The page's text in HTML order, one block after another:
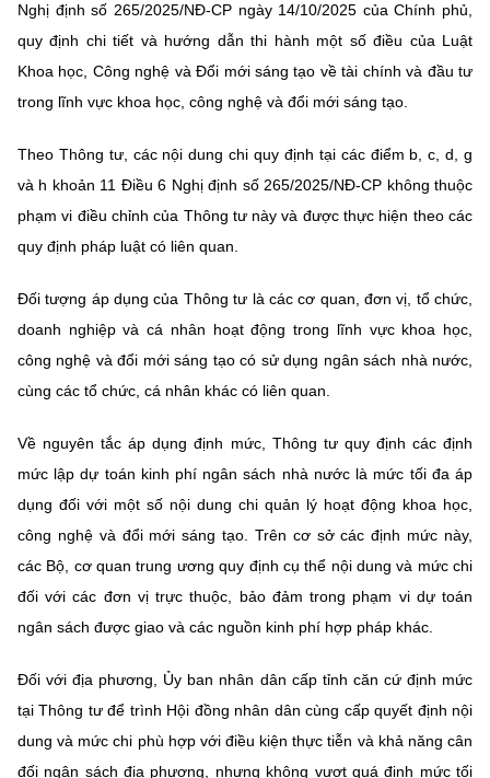
Tiêu chuẩn, đo lường, chất lượng
Năng lượng nguyên tử
Tin tổng hợp
Đổi mới sáng tạo
Chuyển đổi số
Sở hữu trí tuệ
Tiêu chuẩn, đo lường, chất lượng
Năng lượng nguyên tử
THƯ ĐIỆN TỬ
Khác
Videos
Infographic
Ảnh
Voice
Nhiệm vụ trọng tâm
Vietnamese
BỘ KHOA HỌC VÀ CÔNG NGHỆ
MINISTRY OF SCIENCE AND TECHNOLOGY
Điều khoản sử dụng Theo dõi MST: Góp ý
Cơ quan chủ quản: Bộ Khoa học và Công nghệ (MST)
Giám đốc Trung tâm Truyền thông Khoa học và Công nghệ.
Liên hệ
Địa chỉ: Ban Biên tập Cổng TTĐT - 18 Nguyễn Du, TP. Hà Nội
Điện thoại: 024 3936 9506
Nghị định số 265/2025/NĐ-CP ngày 14/10/2025 của Chính phủ
quy định chi tiết và hướng dẫn thi hành một số điều của Luật
Khoa học, Công nghệ và Đổi mới sáng tạo về tài chính và đầu tư
trong lĩnh vực khoa học, công nghệ và đổi mới sáng tạo.
Theo Thông tư, các nội dung chi quy định tại các điểm b, c, d, g
và h khoản 11 Điều 6 Nghị định số 265/2025/NĐ-CP không thuộc
phạm vi điều chỉnh của Thông tư này và được thực hiện theo các
quy định pháp luật có liên quan.
Đối tượng áp dụng của Thông tư là các cơ quan, đơn vị, tổ chức,
doanh nghiệp và cá nhân hoạt động trong lĩnh vực khoa học,
công nghệ và đổi mới sáng tạo có sử dụng ngân sách nhà nước,
cùng các tổ chức, cá nhân khác có liên quan.
Về nguyên tắc áp dụng định mức, Thông tư quy định các định
mức lập dự toán kinh phí ngân sách nhà nước là mức tối đa áp
dụng đối với một số nội dung chi quản lý hoạt động khoa học,
công nghệ và đổi mới sáng tạo. Trên cơ sở các định mức này,
các Bộ, cơ quan trung ương quy định cụ thể nội dung và mức chi
đối với các đơn vị trực thuộc, bảo đảm trong phạm vi dự toán
ngân sách được giao và các nguồn kinh phí hợp pháp khác.
Đối với địa phương, Ủy ban nhân dân cấp tỉnh căn cứ định mức
tại Thông tư để trình Hội đồng nhân dân cùng cấpquyết định nội
dung và mức chi phù hợp với điều kiện thực tiễn và khả năng cân
đối ngân sách địa phương, nhưng không vượt quá định mức tối